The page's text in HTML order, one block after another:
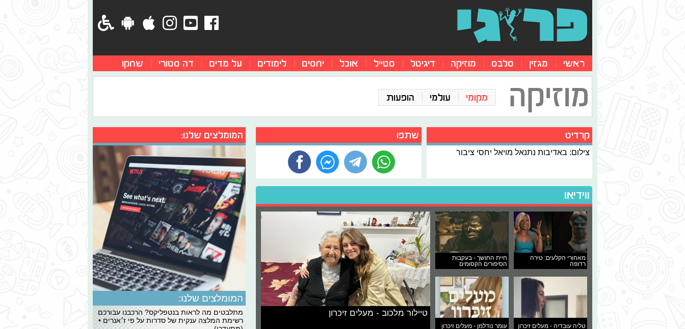
ראשי מגזין סלבס מוזיקה דיגיטל סטייל אוכל יחסים לימודים על מדים דה סטורי שחקו
מוזיקה מקומי עולמי הופעות
קרדיט
צילום: באדיבות נתנאל מויאל יחסי ציבור
שתפו
ווידיאו
מאחורי הקלעים: טירה
רדופה
חיית החושך - בעקבות
הסיפורים הקסומים
טליה עובדיה - מעלים זיכרון עומר נודלמן - מעלים זיכרון
טיילור מלכוב - מעלים זיכרון
המומלצים שלנו:
המומלצים שלנו:
מתלבטים מה לראות בנטפליקס? הרכבנו עבורכם
רשימת המלצה ענקית של סדרות על פי ז׳אנרים •